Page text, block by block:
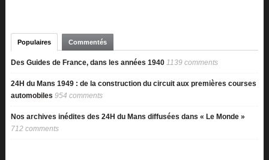
Populaires Commentés
Des Guides de France, dans les années 1940 1139 comments
24H du Mans 1949 : de la construction du circuit aux premières courses
automobiles 954 comments
Nos archives inédites des 24H du Mans diffusées dans « Le Monde »
712 comments